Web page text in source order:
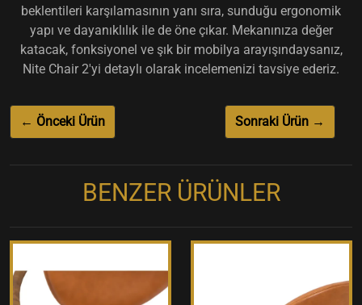
beklentileri karşılamasının yanı sıra, sunduğu ergonomik
yapı ve dayanıklılık ile de öne çıkar. Mekanınıza değer
katacak, fonksiyonel ve şık bir mobilya arayışındaysanız,
Nite Chair 2'yi detaylı olarak incelemenizi tavsiye ederiz.
← Önceki Ürün Sonraki Ürün →
BENZER ÜRÜNLER